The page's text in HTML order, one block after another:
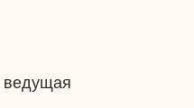
ведущая